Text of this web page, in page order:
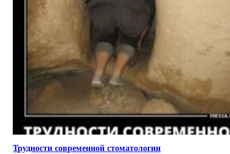
Трудности современной стоматологии